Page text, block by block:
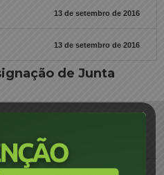
13 de setembro de 2016
13 de setembro de 2016
de Junta